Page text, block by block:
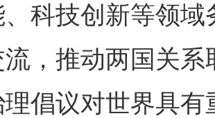
科技创新等领
，推动两国关
倡议对世界具